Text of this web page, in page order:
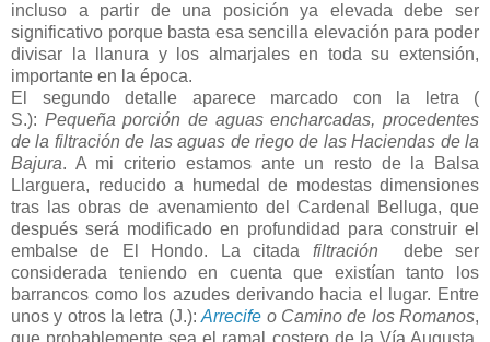
incluso a partir de una posición ya elevada debe ser
significativo porque basta esa sencilla elevación para poder
divisar la llanura y los almarjales en toda su extensión,
importante en la época.
El segundo detalle aparece marcado con la letra (
S.): Pequeña porción de aguas encharcadas, procedentes
de la filtración de las aguas de riego de las Haciendas de la
Bajura. A mi criterio estamos ante un resto de la Balsa
Llarguera, reducido a humedal de modestas dimensiones
tras las obras de avenamiento del Cardenal Belluga, que
después será modificado en profundidad para construir el
embalse de El Hondo. La citada filtración
debe ser
considerada teniendo en cuenta que existían tanto los
barrancos como los azudes derivando hacia el lugar. Entre
unos y otros la letra (J.):Arrecife o Camino de los Romanos,